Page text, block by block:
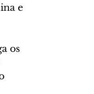
e
os